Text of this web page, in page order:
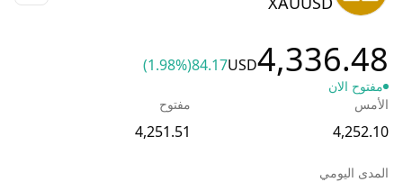
4,336.48
USD
84.17
(1.98%)
مفتوح الان
الأمس
4,252.10
مفتوح
4,251.51
المدى اليومي